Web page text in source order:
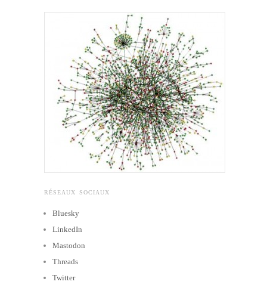
RÉSEAUX SOCIAUX
Bluesky
LinkedIn
Mastodon
Threads
Twitter